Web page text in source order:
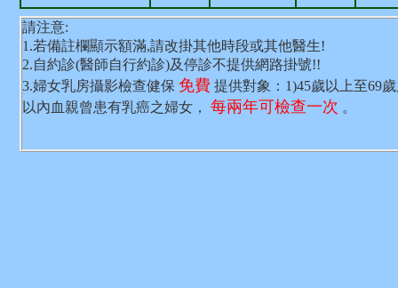
請注意:
1.若備註欄顯示額滿,請改掛其他時段或其他醫生!
2.自約診(醫師自行約診)及停診不提供網路掛號!!
3.婦女乳房攝影檢查健保 免費 提供對象：1)45歲以上至69
以內血親曾患有乳癌之婦女，
每兩年可檢查一次 。